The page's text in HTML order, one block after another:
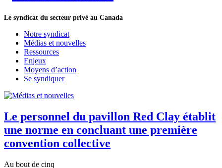
Le syndicat du secteur privé au Canada
Notre syndicat
Médias et nouvelles
Ressources
Enjeux
Moyens d’action
Se syndiquer
Le personnel du pavillon Red Clay établit
une norme en concluant une première
convention collective
Au bout de cinq